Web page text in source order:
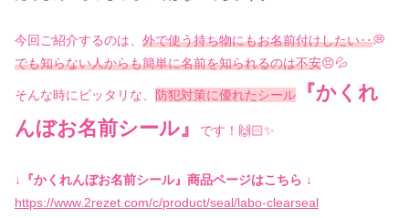
今回ご紹介するのは、 外で使う持ち物にもお名前付けしたい‥💭
でも知らない人からも簡単に名前を知られるのは不安😣💦
そんな時にピッタリな、 防犯対策に優れたシール
『かくれ
んぼお名前シール』
です！🙌🏻✨
↓『かくれんぼお名前シール』商品ページはこちら ↓
https://www.2rezet.com/c/product/seal/labo-clearseal